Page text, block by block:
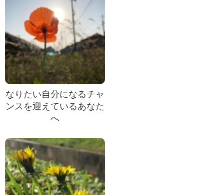
なりたい自分になるチャ
ンスを迎えているあなた
へ